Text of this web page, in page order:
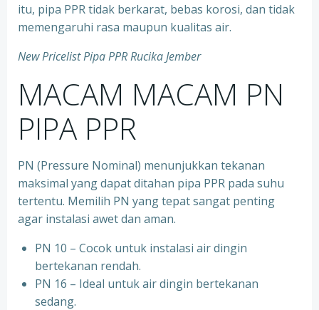
itu, pipa PPR tidak berkarat, bebas korosi, dan tidak
memengaruhi rasa maupun kualitas air.
New Pricelist Pipa PPR Rucika Jember
MACAM MACAM PN
PIPA PPR
PN (Pressure Nominal) menunjukkan tekanan
maksimal yang dapat ditahan pipa PPR pada suhu
tertentu. Memilih PN yang tepat sangat penting
agar instalasi awet dan aman.
PN 10 – Cocok untuk instalasi air dingin
bertekanan rendah.
⁠PN 16 – Ideal untuk air dingin bertekanan
sedang.